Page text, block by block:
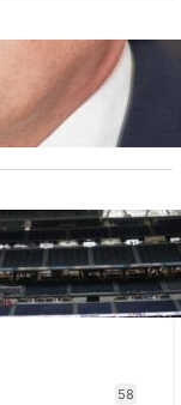
amerikan,
LDK-në, jo
dhe
në spital pas
në ndeshjet
58